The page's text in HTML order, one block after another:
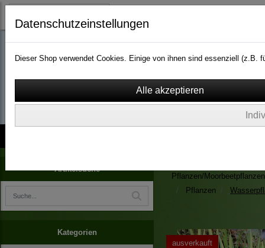
wassergarten-
Artikelsuche
Kategorien
Pflanzen/
Pflanzen
ausverkauft
Datenschutzeinstellungen
Dieser Shop verwendet Cookies. Einige von ihnen sind essenziell (z.B.